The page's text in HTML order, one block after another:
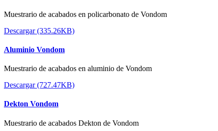
Muestrario de acabados en policarbonato de Vondom
Descargar (335.26KB)
Aluminio Vondom
Muestrario de acabados en aluminio de Vondom
Descargar (727.47KB)
Dekton Vondom
Muestrario de acabados Dekton de Vondom